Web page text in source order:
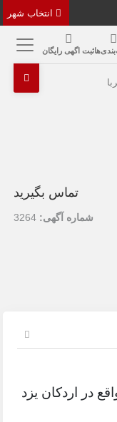
ثبت اگهی رایگان
تماس بگیرید
شماره آگهی: 3264
در اردکان یزد